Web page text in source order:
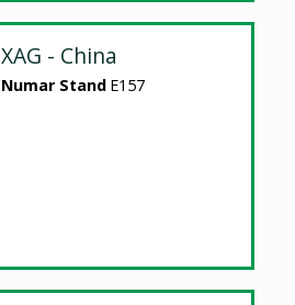
XAG - China
Numar Stand E157